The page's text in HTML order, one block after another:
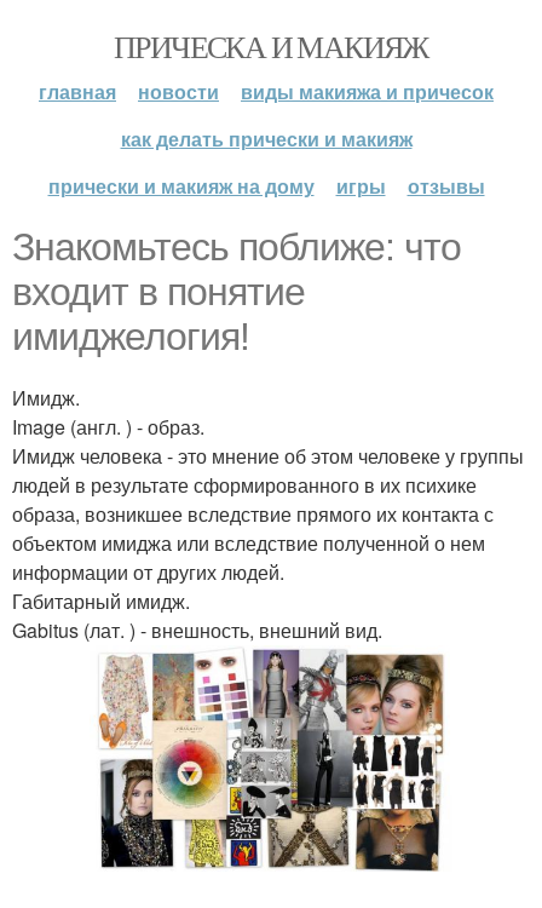
ПРИЧЕСКА И МАКИЯЖ
главная новости
виды макияжа и причесок
как делать прически и макияж
прически и макияж на дому
игры отзывы
Знакомьтесь поближе: что
входит в понятие
имиджелогия!
Имидж.
Image (англ. ) - образ.
Имидж человека - это мнение об этом человеке у группы
людей в результате сформированного в их психике
образа, возникшее вследствие прямого их контакта с
объектом имиджа или вследствие полученной о нем
информации от других людей.
Габитарный имидж.
Gabitus (лат. ) - внешность, внешний вид.